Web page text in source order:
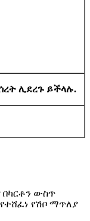
ሊደረጉ ይችላሉ.
ውስጥ
የሽቦ ማጥለያ